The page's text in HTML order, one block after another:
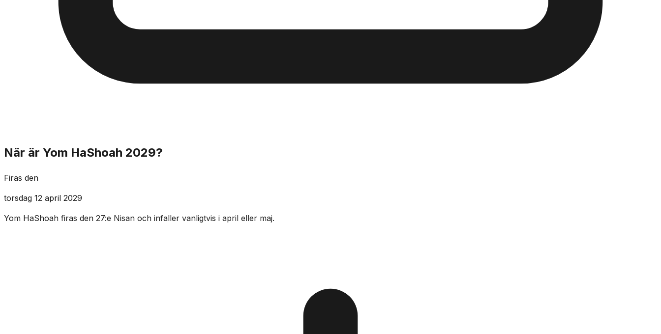
När är Yom HaShoah 2029?
Firas den
torsdag 12 april 2029
Yom HaShoah firas den 27:e Nisan och infaller vanligtvis i april eller maj.